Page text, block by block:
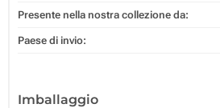
Presente nella nostra collezione da:
Paese di invio:
Imballaggio